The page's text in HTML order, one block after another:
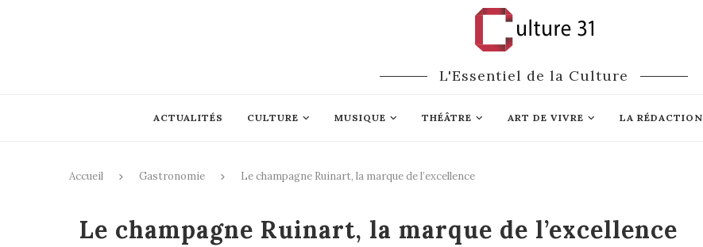
L'Essentiel de la Culture
ACTUALITÉS CULTURE MUSIQUE THÉÂTRE ART DE VIVRE LA RÉDACTION
Accueil Gastronomie Le champagne Ruinart, la marque de l’excellence
Le champagne Ruinart, la marque de l’excellence